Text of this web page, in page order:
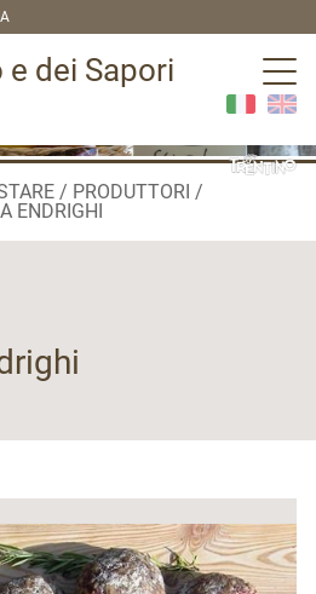
e dei Sapori
PRODUTTORI
ENDRIGHI